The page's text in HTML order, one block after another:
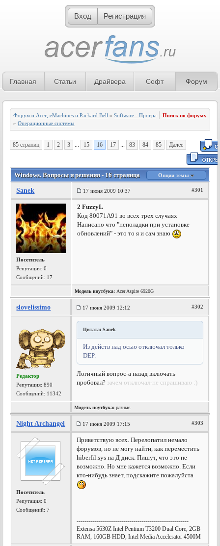
Вход Регистрация
Главная Статьи Драйвера Софт Форум
Форум о Acer, eMachines и Packard Bell »Software - Программное обеспечение
»Операционные системы
Поиск по форуму
85 страниц 1 2 3 ... 15 16 17 ... 83 84 85 Далее
Windows. Вопросы и решения - 16 страница Опции темы
Sanek 17 июня 2009 10:37 #301
Посетитель
Репутация:0
Сообщений: 17
2 FuzzyL
Код 80071А91 во всех трех случаях
Написано что "неполадки при установке
обновлений" - это то я и сам знаю
Модель ноутбука: Acer Aspire 6920G
slovelissimo 17 июня 2009 12:12 #302
Редактор
Репутация:890
Сообщений: 11342
Цитата: Sanek
Из действ над осью отключал только
DEP.
Логичный вопрос-а назад включать
пробовал? зачем отключал-не спрашиваю :)
Модель ноутбука: разные.
Night Archangel 17 июня 2009 17:15 #303
Посетитель
Репутация:0
Сообщений: 7
Приветствую всех. Перелопатил немало
форумов, но не могу найти, как переместить
hiberfil.sys на Д диск. Пишут, что это не
возможно. Но мне кажется возможно. Если
кто-нибудь знает, подскажите пожалуйста
---------------------------------------------------------
Extensa 5630Z Intel Pentium T3200 Dual Core, 2GB
RAM, 160GB HDD, Intel Media Accelerator 4500M